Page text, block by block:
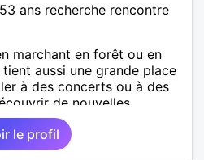
ans recherche rencontre
marchant en forêt ou en
aussi une grande place
à des concerts ou à des
de nouvelles
le plus. J’aimerais
qui partager ces
le profil